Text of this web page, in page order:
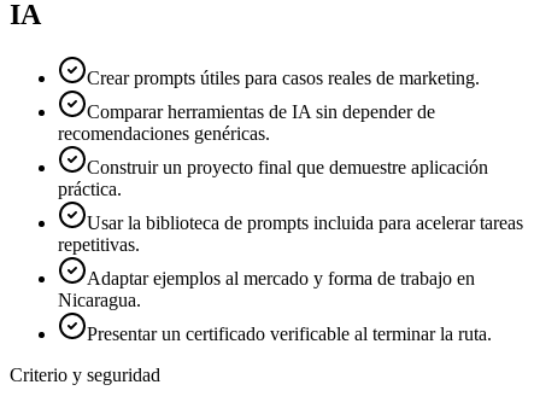
IA
Crear prompts útiles para casos reales de marketing.
Comparar herramientas de IA sin depender de
recomendaciones genéricas.
Construir un proyecto final que demuestre aplicación
práctica.
Usar la biblioteca de prompts incluida para acelerar tareas
repetitivas.
Adaptar ejemplos al mercado y forma de trabajo en
Nicaragua.
Presentar un certificado verificable al terminar la ruta.
Criterio y seguridad